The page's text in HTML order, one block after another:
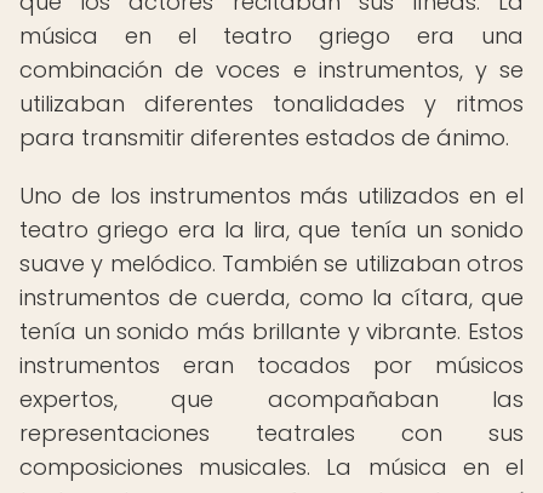
música en el teatro griego era una
combinación de voces e instrumentos, y se
utilizaban diferentes tonalidades y ritmos
para transmitir diferentes estados de ánimo.
Uno de los instrumentos más utilizados en el
teatro griego era la lira, que tenía un sonido
suave y melódico. También se utilizaban otros
instrumentos de cuerda, como la cítara, que
tenía un sonido más brillante y vibrante. Estos
instrumentos eran tocados por músicos
expertos, que acompañaban las
representaciones teatrales con sus
composiciones musicales. La música en el